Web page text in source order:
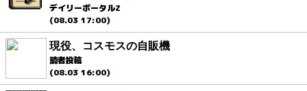
デイリーポータルZ
(08.03 17:00)
現役、コスモスの自販機
読者投稿
(08.03 16:00)